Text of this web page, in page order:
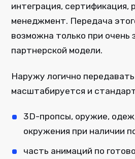
интеграция, сертификация,
менеджмент. Передача
возможна только при очень
партнерской модели.
Наружу логично
масштабируется и
3D-пропсы, оружие,
окружения при наличии
часть анимаций по